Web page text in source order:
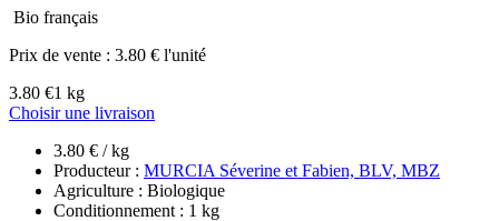
Bio français
Prix de vente : 3.80 € l'unité
3.80 €1 kg
Choisir une livraison
3.80 € / kg
Producteur : MURCIA Séverine et Fabien, BLV, MBZ
Agriculture : Biologique
Conditionnement : 1 kg